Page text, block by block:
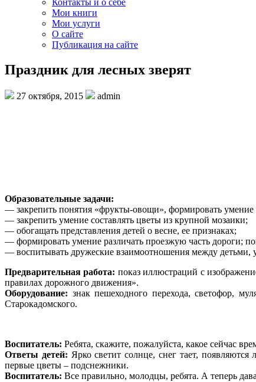
Контакты и о себе
Мои книги
Мои услуги
О сайте
Публикация на сайте
Праздник для лесных зверят
27 октября, 2015
admin
Образовательные задачи:
— закрепить понятия «фрукты-овощи», формировать
— закрепить умение составлять цветы из крупной мозаики;
— обогащать представления детей о весне, ее признаках;
— формировать умение различать проезжую часть дороги;
— воспитывать дружеские взаимоотношения между
Предварительная работа: показ иллюстраций с
правилах дорожного движения».
Оборудование: знак пешеходного перехода, светофор,
Старокадомского.
Воспитатель: Ребята, скажите, пожалуйста, какое сейчас
Ответы детей: Ярко светит солнце, снег тает,
первые цветы – подснежники.
Воспитатель: Все правильно, молодцы, ребята. А теперь